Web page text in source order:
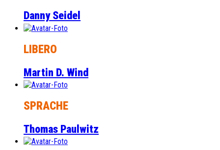
Danny Seidel
LIBERO
Martin D. Wind
SPRACHE
Thomas Paulwitz